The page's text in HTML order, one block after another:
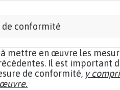
conformité
mettre en œuvre les
Il est important
de conformité, y